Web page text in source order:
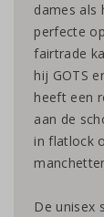
dames als
perfecte
fairtrade
hij GOTS
heeft een
aan de
in flatlock
De unisex